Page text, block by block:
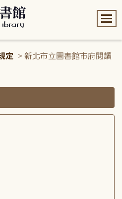
定 > 新北市立圖書館市府閱讀